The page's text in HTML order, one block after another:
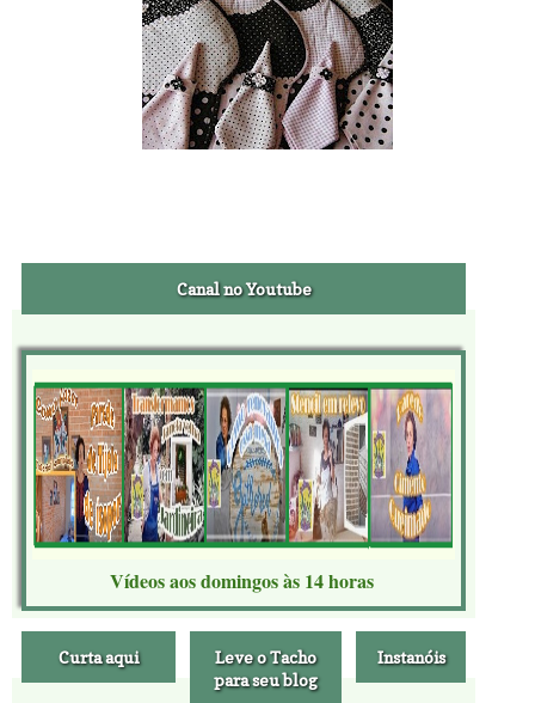
Canal no Youtube
Vídeos aos domingos às 14 horas
Curta aqui
Leve o Tacho
para seu blog
Instanóis